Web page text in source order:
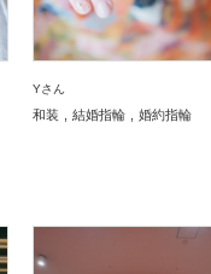
Yさん
和装 結婚指輪 婚約指輪